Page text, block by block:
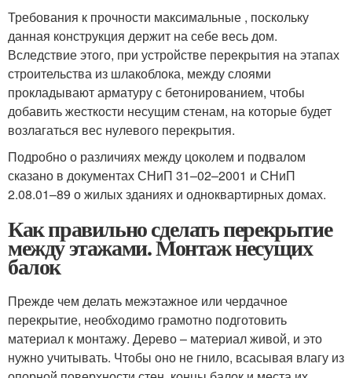
Требования к прочности максимальные , поскольку
данная конструкция держит на себе весь дом.
Вследствие этого, при устройстве перекрытия на этапах
строительства из шлакоблока, между слоями
прокладывают арматуру с бетонированием, чтобы
добавить жесткости несущим стенам, на которые будет
возлагаться вес нулевого перекрытия.
Подробно о различиях между цоколем и подвалом
сказано в документах СНиП 31–02–2001 и СНиП
2.08.01–89 о жилых зданиях и одноквартирных домах.
Как правильно сделать перекрытие
между этажами. Монтаж несущих
балок
Прежде чем делать межэтажное или чердачное
перекрытие, необходимо грамотно подготовить
материал к монтажу. Дерево – материал живой, и это
нужно учитывать. Чтобы оно не гнило, всасывая влагу из